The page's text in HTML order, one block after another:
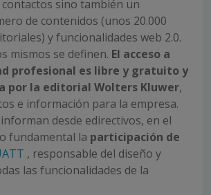
sino también un
de contenidos (unos 20.000
y funcionalidades web 2.0.
mismos se definen. El acceso a
profesional es libre y gratuito y
por la editorial Wolters Kluwer,
e información para la empresa.
desde edirectivos, en el
fundamental la participación de
, responsable del diseño y
las funcionalidades de la